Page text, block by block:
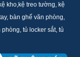
kho,kệ treo tường, kệ
bàn ghế văn phòng,
tủ locker sắt, tủ